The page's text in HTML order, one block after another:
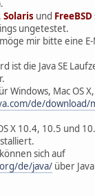
Solaris und FreeBSD
ungetestet.
mir bitte eine
ist die Java SE
Windows, Mac OS
de/download/
X 10.4, 10.5 und
sich auf
de/java/ über